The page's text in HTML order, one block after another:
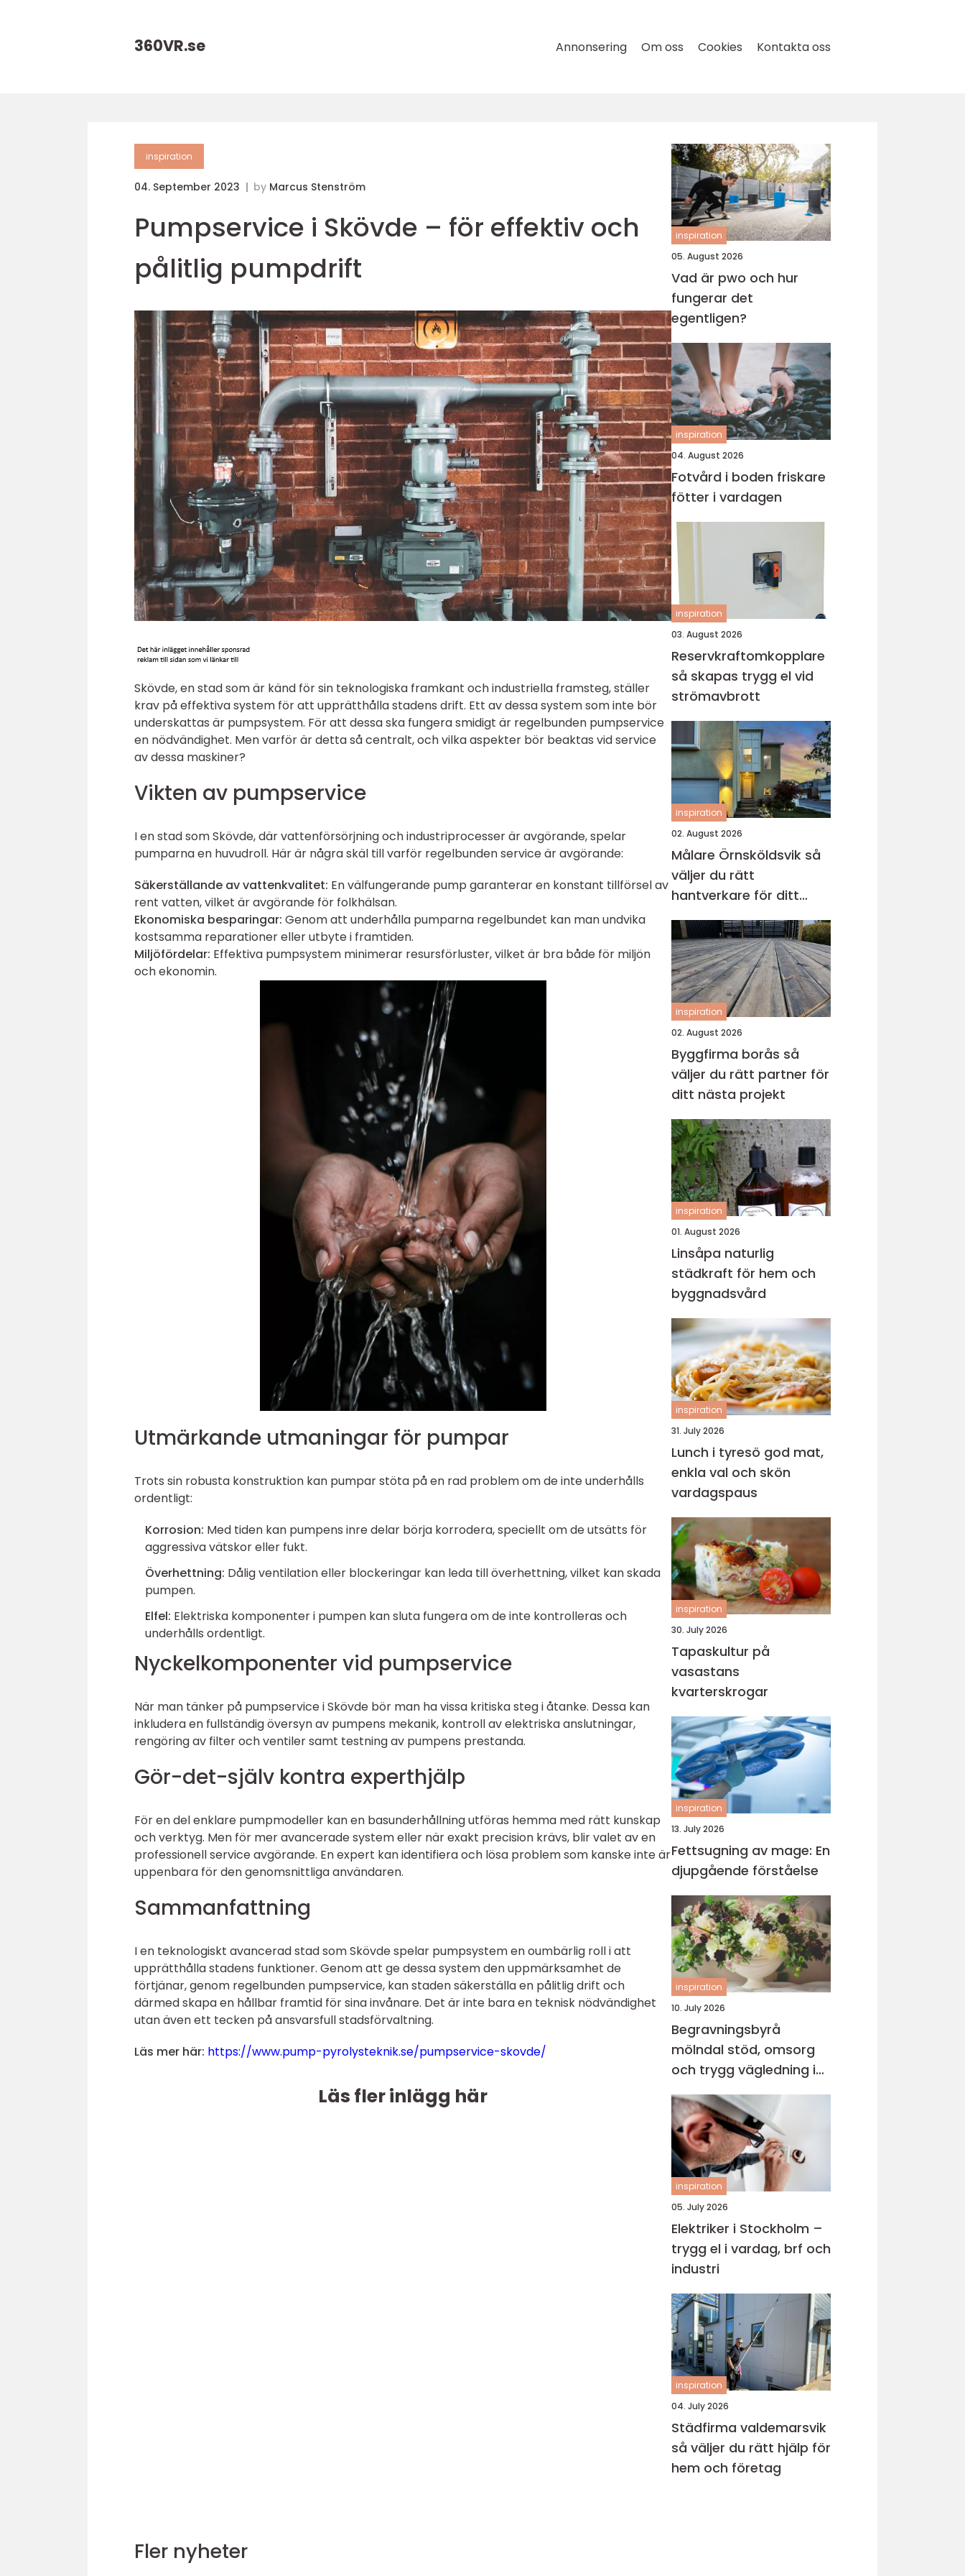
360VR.se Annonsering Om oss Cookies Kontakta oss
inspiration
04. September 2023 by Marcus Stenström
Pumpservice i Skövde – för effektiv och
pålitlig pumpdrift
Skövde, en stad som är känd för sin teknologiska framkant och industriella framsteg, ställer
krav på effektiva system för att upprätthålla stadens drift. Ett av dessa system som inte bör
underskattas är pumpsystem. För att dessa ska fungera smidigt är regelbunden pumpservice
en nödvändighet. Men varför är detta så centralt, och vilka aspekter bör beaktas vid service
av dessa maskiner?
Vikten av pumpservice
I en stad som Skövde, där vattenförsörjning och industriprocesser är avgörande, spelar
pumparna en huvudroll. Här är några skäl till varför regelbunden service är avgörande:
Säkerställande av vattenkvalitet: En välfungerande pump garanterar en konstant tillförsel av
rent vatten, vilket är avgörande för folkhälsan.
Ekonomiska besparingar: Genom att underhålla pumparna regelbundet kan man undvika
kostsamma reparationer eller utbyte i framtiden.
Miljöfördelar: Effektiva pumpsystem minimerar resursförluster, vilket är bra både för miljön
och ekonomin.
Utmärkande utmaningar för pumpar
Trots sin robusta konstruktion kan pumpar stöta på en rad problem om de inte underhålls
ordentligt:
Korrosion: Med tiden kan pumpens inre delar börja korrodera, speciellt om de utsätts för
aggressiva vätskor eller fukt.
Överhettning: Dålig ventilation eller blockeringar kan leda till överhettning, vilket kan skada
pumpen.
Elfel: Elektriska komponenter i pumpen kan sluta fungera om de inte kontrolleras och
underhålls ordentligt.
Nyckelkomponenter vid pumpservice
När man tänker på pumpservice i Skövde bör man ha vissa kritiska steg i åtanke. Dessa kan
inkludera en fullständig översyn av pumpens mekanik, kontroll av elektriska anslutningar,
rengöring av filter och ventiler samt testning av pumpens prestanda.
Gör-det-själv kontra experthjälp
För en del enklare pumpmodeller kan en basunderhållning utföras hemma med rätt kunskap
och verktyg. Men för mer avancerade system eller när exakt precision krävs, blir valet av en
professionell service avgörande. En expert kan identifiera och lösa problem som kanske inte är
uppenbara för den genomsnittliga användaren.
Sammanfattning
I en teknologiskt avancerad stad som Skövde spelar pumpsystem en oumbärlig roll i att
upprätthålla stadens funktioner. Genom att ge dessa system den uppmärksamhet de
förtjänar, genom regelbunden pumpservice, kan staden säkerställa en pålitlig drift och
därmed skapa en hållbar framtid för sina invånare. Det är inte bara en teknisk nödvändighet
utan även ett tecken på ansvarsfull stadsförvaltning.
Läs mer här: https://www.pump-pyrolysteknik.se/pumpservice-skovde/
Läs fler inlägg här
inspiration
05. August 2026
Vad är pwo och hur
fungerar det
egentligen?
inspiration
04. August 2026
Fotvård i boden friskare
fötter i vardagen
inspiration
03. August 2026
Reservkraftomkopplare
så skapas trygg el vid
strömavbrott
inspiration
02. August 2026
Målare Örnsköldsvik så
väljer du rätt
hantverkare för ditt
projekt
inspiration
02. August 2026
Byggfirma borås så
väljer du rätt partner för
ditt nästa projekt
inspiration
01. August 2026
Linsåpa naturlig
städkraft för hem och
byggnadsvård
inspiration
31. July 2026
Lunch i tyresö god mat,
enkla val och skön
vardagspaus
inspiration
30. July 2026
Tapaskultur på
vasastans
kvarterskrogar
inspiration
13. July 2026
Fettsugning av mage: En
djupgående förståelse
inspiration
10. July 2026
Begravningsbyrå
mölndal stöd, omsorg
och trygg vägledning i
en svår tid
inspiration
05. July 2026
Elektriker i Stockholm –
trygg el i vardag, brf och
industri
inspiration
04. July 2026
Städfirma valdemarsvik
så väljer du rätt hjälp för
hem och företag
Fler nyheter